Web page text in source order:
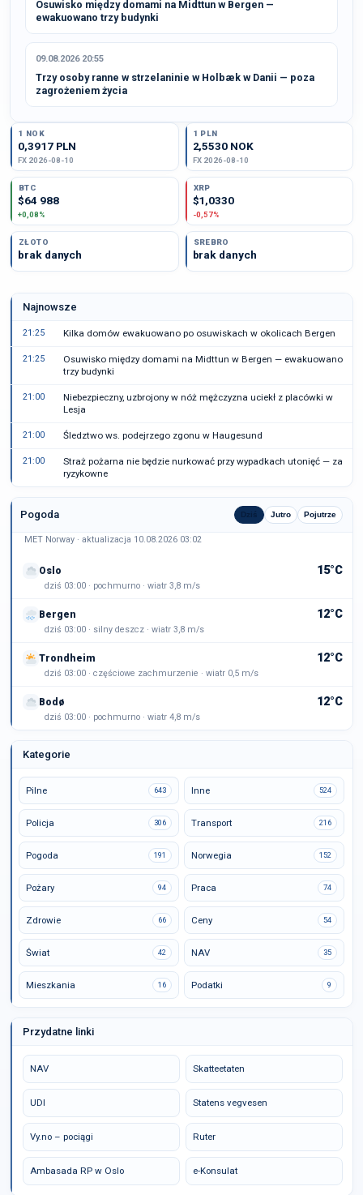
Osuwisko między domami na Midttun w Bergen —
ewakuowano trzy budynki
09.08.2026 20:55
Trzy osoby ranne w strzelaninie w Holbæk w Danii — poza
zagrożeniem życia
1 NOK
0,3917 PLN
FX 2026-08-10
1 PLN
2,5530 NOK
FX 2026-08-10
BTC
$64 988
+0,08%
XRP
$1,0330
-0,57%
ZŁOTO
brak danych
SREBRO
brak danych
Najnowsze
21:25 Kilka domów ewakuowano po osuwiskach w okolicach Bergen
21:25
Osuwisko między domami na Midttun w Bergen — ewakuowano
trzy budynki
21:00
Niebezpieczny, uzbrojony w nóż mężczyzna uciekł z placówki w
Lesja
21:00 Śledztwo ws. podejrzego zgonu w Haugesund
21:00
Straż pożarna nie będzie nurkować przy wypadkach utonięć — za
ryzykowne
Pogoda Dziś Jutro Pojutrze
MET Norway · aktualizacja 10.08.2026 03:02
Oslo 15°C
dziś 03:00 · pochmurno · wiatr 3,8 m/s
Bergen 12°C
dziś 03:00 · silny deszcz · wiatr 3,8 m/s
Trondheim 12°C
dziś 03:00 · częściowe zachmurzenie · wiatr 0,5 m/s
Bodø 12°C
dziś 03:00 · pochmurno · wiatr 4,8 m/s
Kategorie
Pilne 643 Inne 524
Policja 306 Transport 216
Pogoda 191 Norwegia 152
Pożary 94 Praca 74
Zdrowie 66 Ceny 54
Świat 42 NAV 35
Mieszkania 16 Podatki 9
Przydatne linki
NAV Skatteetaten
UDI Statens vegvesen
Vy.no – pociągi Ruter
Ambasada RP w Oslo e-Konsulat